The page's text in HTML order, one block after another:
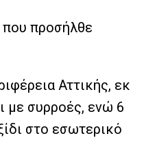
προσήλθε
Αττικής, εκ
με συρροές, ενώ 6
στο εσωτερικό